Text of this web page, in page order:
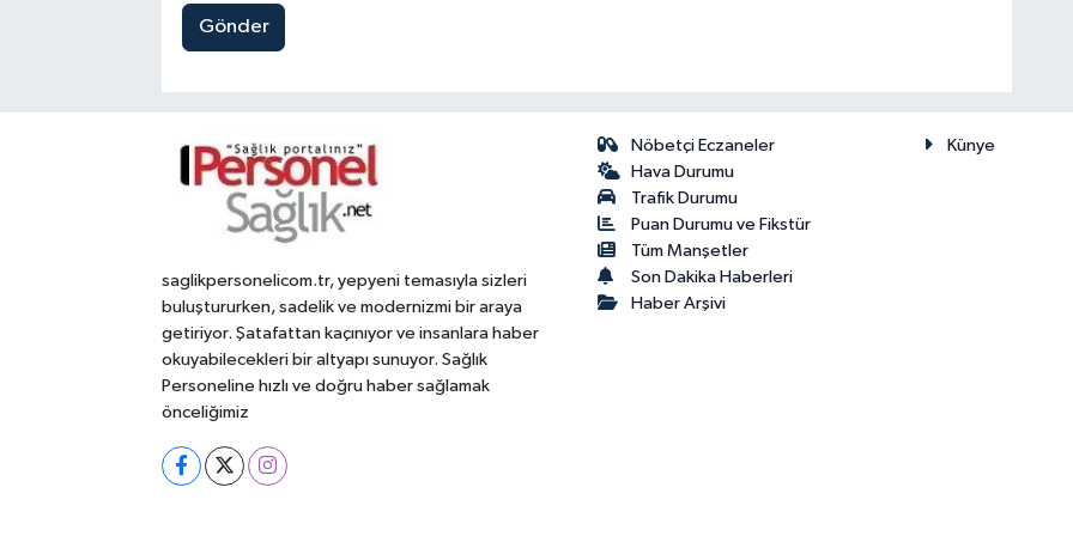
Gönder
saglikpersonelicom.tr, yepyeni temasıyla sizleri
buluştururken, sadelik ve modernizmi bir araya
getiriyor. Şatafattan kaçınıyor ve insanlara haber
okuyabilecekleri bir altyapı sunuyor. Sağlık
Personeline hızlı ve doğru haber sağlamak
önceliğimiz
Nöbetçi Eczaneler
Hava Durumu
Trafik Durumu
Puan Durumu ve Fikstür
Tüm Manşetler
Son Dakika Haberleri
Haber Arşivi
Künye